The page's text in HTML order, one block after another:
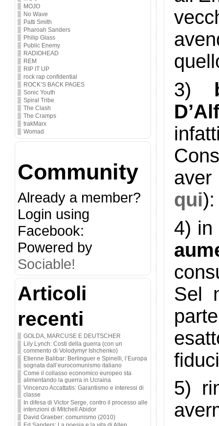
MOJO
No Wave
Patti Smith
Pharoah Sanders
Philip Glass
Public Enemy
RADIOHEAD
REM
RIP IT UP
rock rap confidential
ROCK’S BACK PAGES
Sonic Youth
Spiral Tribe
The Clash
The Cramps
trakMarx
Womad
Community
Already a member?
Login using
Facebook:
Powered by
Sociable!
Articoli
recenti
GOLDA, MARCUSE E DEUTSCHER
Lily Lynch: Costi della guerra (con un
commento di Volodymyr Ishchenko)
Etienne Balibar: Berlinguer e Spinelli, l’Europa
sognata dall’eurocomunismo italiano
Come il collasso economico europeo sta
alimentando la guerra in Ucraina
Vincenzo Accattatis: Garantismo e interessi di
classe
In difesa di Victor Serge, contro il processo alle
intenzioni di Mitchell Abidor
David Graeber: comunismo (2010)
3)
qui):
4) in
Sel
5)